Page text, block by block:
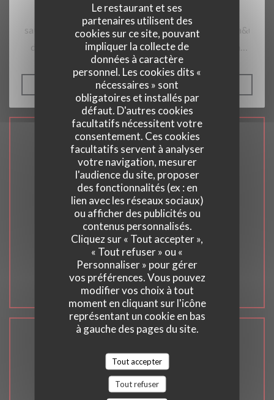
Le restaurant et ses
partenaires utilisent des
cookies sur ce site, pouvant
impliquer la collecte de
données à caractère
personnel. Les cookies dits «
nécessaires » sont
obligatoires et installés par
défaut. D'autres cookies
facultatifs nécessitent votre
consentement. Ces cookies
facultatifs servent à analyser
votre navigation, mesurer
l'audience du site, proposer
des fonctionnalités (ex : en
lien avec les réseaux sociaux)
ou afficher des publicités ou
contenus personnalisés.
Cliquez sur « Tout accepter »,
« Tout refuser » ou «
Personnaliser » pour gérer
vos préférences. Vous pouvez
modifier vos choix à tout
moment en cliquant sur l'icône
représentant un cookie en bas
à gauche des pages du site.
Tout accepter
Tout refuser
https://www.google.com/url?
de-sel%2Flessentiel-2-27-semaines-de-sorties-en-
famille%2Flessentiel-2-pdf-
light%2F&usg=AOvVaw0OhwLiHiGSW78KPgW_mrnn
LIRE L'ARTICLE((OUVRE UNE NOUVELLE
Accès/Contact
2, place du Marché aux bestiaux 67500
Haguenau((ouvre une nouvelle
03 88 73 39 47
Facebook ((ouvre une
Nous contacter